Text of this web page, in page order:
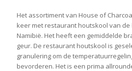
Het assortiment van House of
keer met restaurant houtskool van de
Namibië. Het heeft een gemiddelde
geur. De restaurant houtskool is
granulering om de
bevorderen. Het is een prima